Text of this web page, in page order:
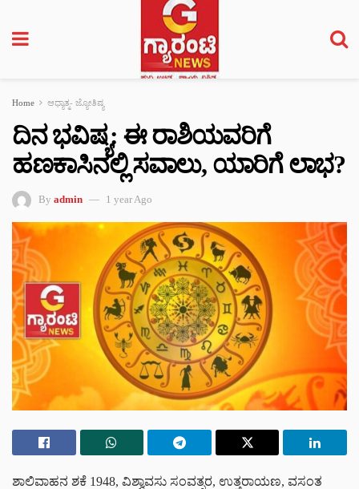
Home ಆಧ್ಯಾತ್ಮ- ಜ್ಯೋತಿಷ್ಯ
ದಿನ ಭವಿಷ್ಯ: ಈ ರಾಶಿಯವರಿಗೆ
ಹಣಕಾಸಿನಲ್ಲಿ ಸವಾಲು, ಯಾರಿಗೆ ಲಾಭ?
By admin 1 year Ago
ಶಾಲಿವಾಹನ ಶಕೆ 1948, ವಿಶ್ವಾವಸು ಸಂವತ್ಸರ, ಉತ್ತರಾಯಣ, ವಸಂತ